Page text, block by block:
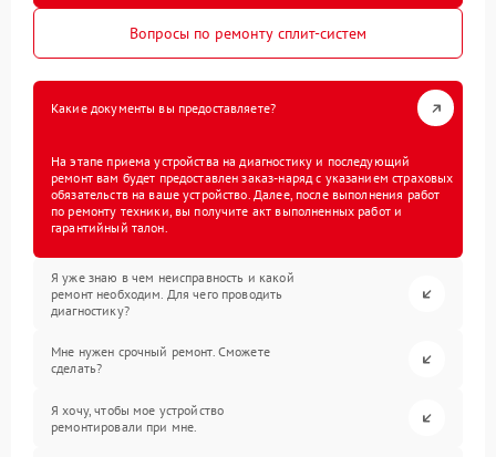
Вопросы по ремонту сплит-систем
Какие документы вы предоставляете?
На этапе приема устройства на диагностику и последующий
ремонт вам будет предоставлен заказ-наряд с указанием страховых
обязательств на ваше устройство. Далее, после выполнения работ
по ремонту техники, вы получите акт выполненных работ и
гарантийный талон.
Я уже знаю в чем неисправность и какой
ремонт необходим. Для чего проводить
диагностику?
Мне нужен срочный ремонт. Сможете
сделать?
Я хочу, чтобы мое устройство
ремонтировали при мне.